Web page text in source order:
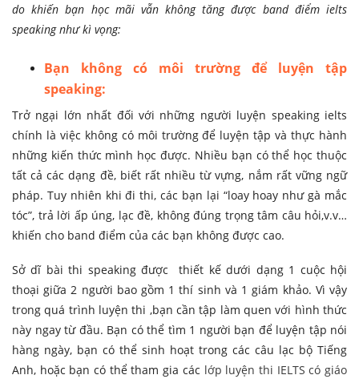
do khiến bạn học mãi vẫn không tăng được band điểm ielts
speaking như kì vọng:
Bạn không có môi trường để luyện tập
speaking:
Trở ngại lớn nhất đối với những người luyện speaking ielts
chính là việc không có môi trường để luyện tập và thực hành
những kiến thức mình học được. Nhiều bạn có thể học thuộc
tất cả các dạng đề, biết rất nhiều từ vựng, nắm rất vững ngữ
pháp. Tuy nhiên khi đi thi, các bạn lại “loay hoay như gà mắc
tóc”, trả lời ấp úng, lạc đề, không đúng trọng tâm câu hỏi,v.v…
khiến cho band điểm của các bạn không được cao.
Sở dĩ bài thi speaking được thiết kế dưới dạng 1 cuộc hội
thoại giữa 2 người bao gồm 1 thí sinh và 1 giám khảo. Vì vậy
trong quá trình luyện thi ,bạn cần tập làm quen với hình thức
này ngay từ đầu. Bạn có thể tìm 1 người bạn để luyện tập nói
hàng ngày, bạn có thể sinh hoạt trong các câu lạc bộ Tiếng
Anh, hoặc bạn có thể tham gia các lớp luyện thi IELTS có giáo